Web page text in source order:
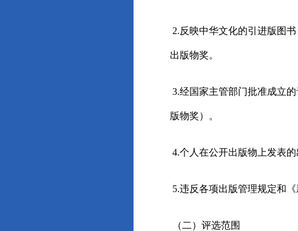
2.反映中华文化的引进版图
出版物奖。
3.经国家主管部门批准成立
版物奖）。
4.个人在公开出版物上发表
5.违反各项出版管理规定和
（二）评选范围